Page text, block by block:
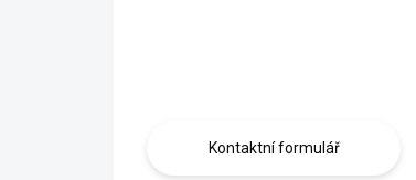
Kontaktní formulář